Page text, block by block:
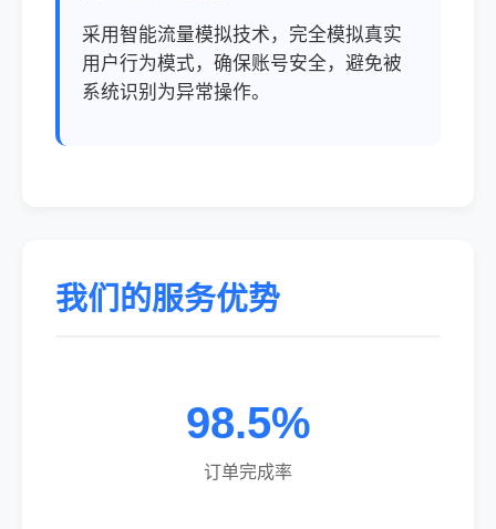
采用智能流量模拟技术，完全模拟真实
用户行为模式，确保账号安全，避免被
系统识别为异常操作。
我们的服务优势
98.5%
订单完成率